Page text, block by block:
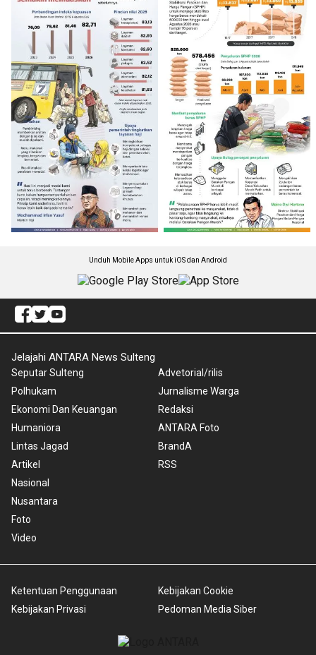
Unduh Mobile Apps untuk iOS dan Android
Jelajahi ANTARA News Sulteng
Seputar Sulteng
Polhukam
Ekonomi Dan Keuangan
Humaniora
Lintas Jagad
Artikel
Nasional
Nusantara
Foto
Video
Advetorial/rilis
Jurnalisme Warga
Redaksi
ANTARA Foto
BrandA
RSS
Ketentuan Penggunaan
Kebijakan Privasi
Kebijakan Cookie
Pedoman Media Siber